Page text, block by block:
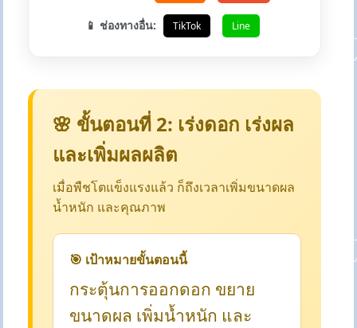
📱 ช่องทางอื่น: TikTok Line
🌸 ขั้นตอนที่ 2: เร่งดอก เร่งผล
และเพิ่มผลผลิต
เมื่อพืชโตแข็งแรงแล้ว ก็ถึงเวลาเพิ่มขนาดผล
น้ำหนัก และคุณภาพ
🎯 เป้าหมายขั้นตอนนี้
กระตุ้นการออกดอก ขยาย
ขนาดผล เพิ่มน้ำหนัก และ